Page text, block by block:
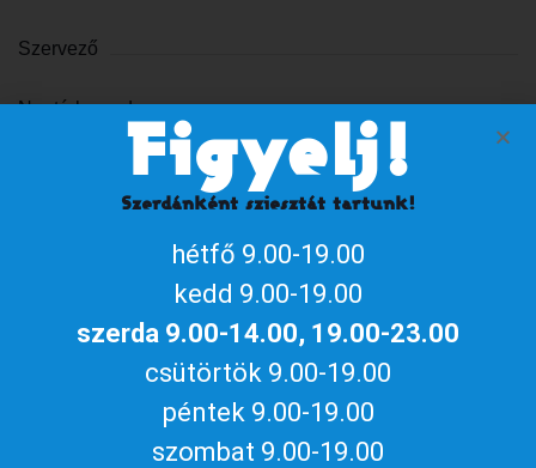
Szervező
Naptárhoz adom
iCalendar / Outlook Google naptár
Megosztom az eseményt
Aktuális gyulai programokért, irány
agyulakult.hu
Figyelj!
Szerdánként sziesztát tartunk!
hétfő 9.00-19.00
kedd 9.00-19.00
szerda 9.00-14.00, 19.00-23.00
csütörtök 9.00-19.00
péntek 9.00-19.00
szombat 9.00-19.00